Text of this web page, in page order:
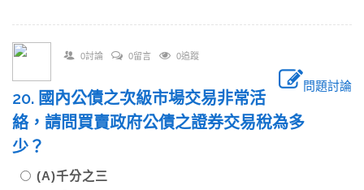
0討論 0留言 0追蹤
問題討論
20. 國內公債之次級市場交易非常活
絡，請問買賣政府公債之證券交易稅為多
少？
(A)千分之三